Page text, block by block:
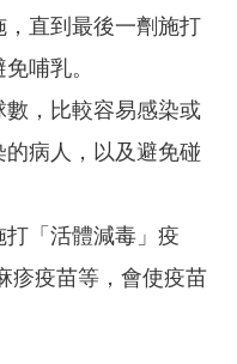
直到最後一劑施打
哺乳。
，比較容易感染或
病人，以及避免碰
「活體減毒」疫
疹疫苗等，會使疫苗